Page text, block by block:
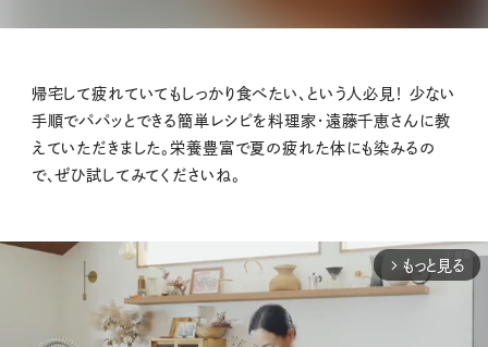
帰宅して疲れていてもしっかり食べたい、という人必見！ 少ない
手順でパパッとできる簡単レシピを料理家・遠藤千恵さんに教
えていただきました。栄養豊富で夏の疲れた体にも染みるの
で、ぜひ試してみてくださいね。
arrow_forward_ios もっと見る